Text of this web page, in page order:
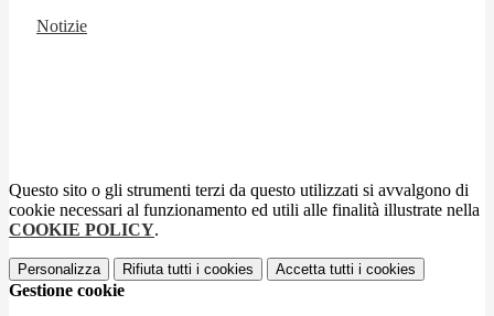
Notizie
Questo sito o gli strumenti terzi da questo utilizzati si avvalgono di
cookie necessari al funzionamento ed utili alle finalità illustrate nella
COOKIE POLICY.
Personalizza Rifiuta tutti i cookies Accetta tutti i cookies
Gestione cookie